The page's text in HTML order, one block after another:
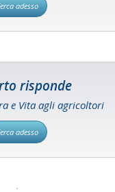
adesso
risponde
e Vita agli agricoltori
adesso